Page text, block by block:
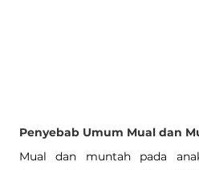
Penyebab Umum Mual dan
Mual dan muntah pada